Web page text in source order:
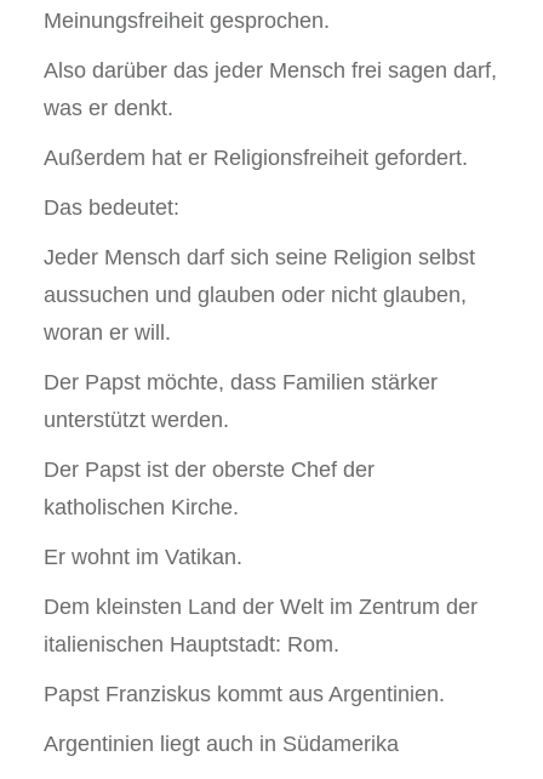
Meinungsfreiheit gesprochen.
Also darüber das jeder Mensch frei sagen darf,
was er denkt.
Außerdem hat er Religionsfreiheit gefordert.
Das bedeutet:
Jeder Mensch darf sich seine Religion selbst
aussuchen und glauben oder nicht glauben,
woran er will.
Der Papst möchte, dass Familien stärker
unterstützt werden.
Der Papst ist der oberste Chef der
katholischen Kirche.
Er wohnt im Vatikan.
Dem kleinsten Land der Welt im Zentrum der
italienischen Hauptstadt: Rom.
Papst Franziskus kommt aus Argentinien.
Argentinien liegt auch in Südamerika